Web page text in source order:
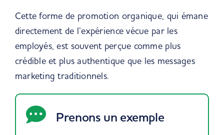
Cette forme de promotion organique, qui émane
directement de l’expérience vécue par les
employés, est souvent perçue comme plus
crédible et plus authentique que les messages
marketing traditionnels.
Prenons un exemple